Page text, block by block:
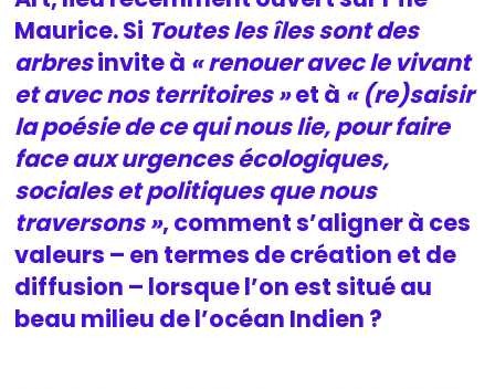
Maurice. Si Toutes les îles sont des
arbresinvite à « renouer avec le vivant
et avec nos territoires »et à « (re)saisir
la poésie de ce qui nous lie, pour faire
face aux urgences écologiques,
sociales et politiques que nous
traversons », comment s’aligner à ces
valeurs – en termes de création et de
diffusion – lorsque l’on est situé au
beau milieu de l’océan Indien ?